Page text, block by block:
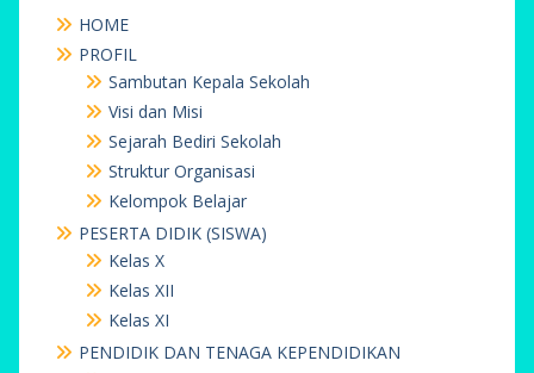
September 2019
Agustus 2019
Menu Utama
HOME
PROFIL
Sambutan Kepala Sekolah
Visi dan Misi
Sejarah Bediri Sekolah
Struktur Organisasi
Kelompok Belajar